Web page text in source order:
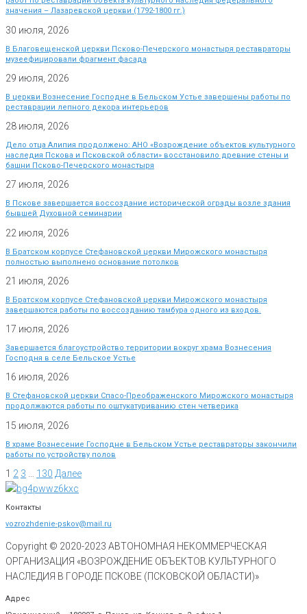
значения – Лазаревской церкви (1792-1800 гг.)
30 июля, 2026
В Благовещенской церкви Псково-Печерского монастыря реставраторы
музеефицировали фрагмент фасада
29 июля, 2026
В церкви Вознесение Господне в Бельском Устье завершены работы по
реставрации лепного декора интерьеров
28 июля, 2026
Дело отца Алипия продолжено: АНО «Возрождение объектов культурного
наследия Пскова и Псковской области» восстановило древние стены и
башни Псково-Печерского монастыря
27 июля, 2026
В Пскове завершается воссоздание исторической ограды возле здания
бывшей Духовной семинарии
22 июля, 2026
В Братском корпусе Стефановской церкви Мирожского монастыря
полностью выполнено основание потолков
21 июля, 2026
В Братском корпусе Стефановской церкви Мирожского монастыря
завершаются работы по воссозданию тамбура одного из входов.
17 июля, 2026
Завершается благоустройство территории вокруг храма Вознесения
Господня в селе Бельское Устье
16 июля, 2026
В Стефановской церкви Спасо-Преображенского Мирожского монастыря
продолжаются работы по оштукатуриванию стен четверика
15 июля, 2026
В храме Вознесение Господне в Бельском Устье реставраторы закончили
работы по устройству полов
1 2 3 130 Далее
Контакты
vozrozhdenie-pskov@mail.ru
Copyright © 2020-2023 АВТОНОМНАЯ НЕКОММЕРЧЕСКАЯ
ОРГАНИЗАЦИЯ «ВОЗРОЖДЕНИЕ ОБЪЕКТОВ КУЛЬТУРНОГО
НАСЛЕДИЯ В ГОРОДЕ ПСКОВЕ (ПСКОВСКОЙ ОБЛАСТИ)»
Адрес